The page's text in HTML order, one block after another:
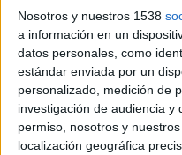
Nosotros y nuestros 1538
a información en un
datos personales, como
estándar enviada por un
personalizado, medición de
investigación de audiencia y
permiso, nosotros y
localización geográfica
Lo lamentamos pero no
Ciudades populares